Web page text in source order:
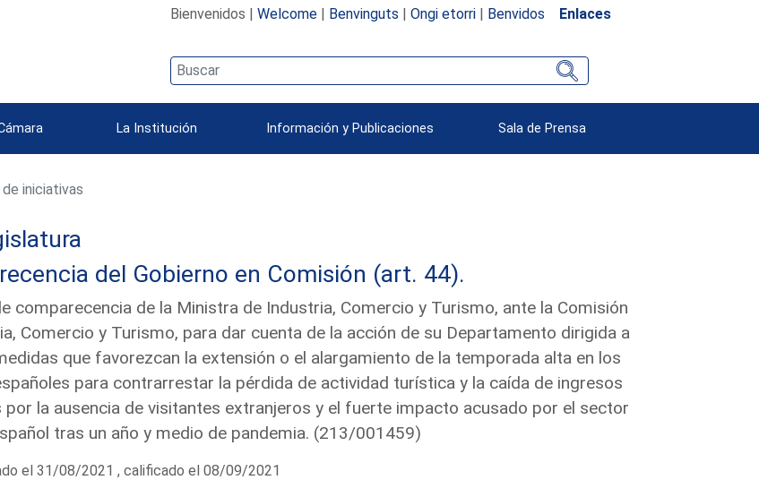
Bienvenidos | Welcome| Benvinguts | Ongi etorri| Benvidos Enlaces
La Institución Información y Publicaciones Sala de Prensa
iniciativas
del Gobierno en Comisión (art. 44).
comparecencia de la Ministra de Industria, Comercio y Turismo, ante la Comisión
Comercio y Turismo, para dar cuenta de la acción de su Departamento dirigida a
que favorezcan la extensión o el alargamiento de la temporada alta en los
para contrarrestar la pérdida de actividad turística y la caída de ingresos
por la ausencia de visitantes extranjeros y el fuerte impacto acusado por el sector
tras un año y medio de pandemia. (213/001459)
el 31/08/2021 , calificado el 08/09/2021